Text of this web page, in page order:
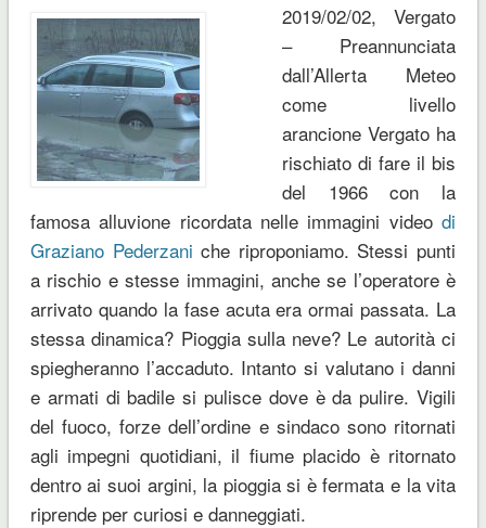
2019/02/02, Vergato
– Preannunciata
dall’Allerta Meteo
come livello
arancione Vergato ha
rischiato di fare il bis
del 1966 con la
famosa alluvione ricordata nelle immagini videodi
Graziano Pederzani che riproponiamo. Stessi punti
a rischio e stesse immagini, anche se l’operatore è
arrivato quando la fase acuta era ormai passata. La
stessa dinamica? Pioggia sulla neve? Le autorità ci
spiegheranno l’accaduto. Intanto si valutano i danni
e armati di badile si pulisce dove è da pulire. Vigili
del fuoco, forze dell’ordine e sindaco sono ritornati
agli impegni quotidiani, il fiume placido è ritornato
dentro ai suoi argini, la pioggia si è fermata e la vita
riprende per curiosi e danneggiati.